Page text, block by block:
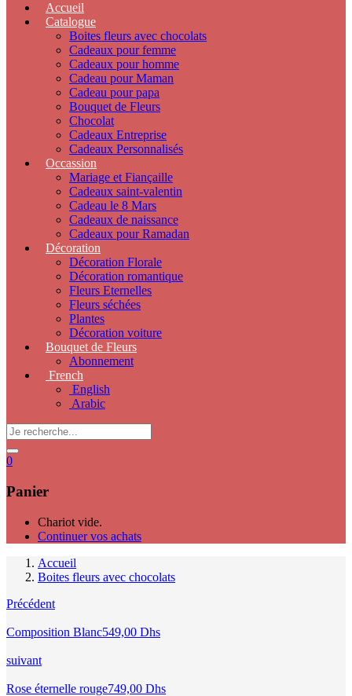
Accueil
Catalogue
Boites fleurs avec chocolats
Cadeaux pour femme
Cadeaux pour homme
Cadeau pour Maman
Cadeau pour papa
Bouquet de Fleurs
Chocolat
Cadeaux Entreprise
Cadeaux Personnalisés
Occassion
Mariage et Fiançaille
Cadeaux saint-valentin
Cadeau le 8 Mars
Cadeaux de naissance
Cadeaux pour Ramadan
Décoration
Décoration Florale
Décoration romantique
Fleurs Eternelles
Fleurs séchées
Plantes
Décoration voiture
Bouquet de Fleurs
Abonnement
French
English
Arabic
0
Panier
Chariot vide.
Continuer vos achats
Accueil
Boites fleurs avec chocolats
Précédent
Composition Blanc549,00 Dhs
suivant
Rose éternelle rouge749,00 Dhs